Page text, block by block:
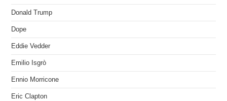
Donald Trump
Dope
Eddie Vedder
Emilio Isgrò
Ennio Morricone
Eric Clapton